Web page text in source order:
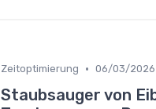
Zeitoptimierung • 06/03/2026
Staubsauger von